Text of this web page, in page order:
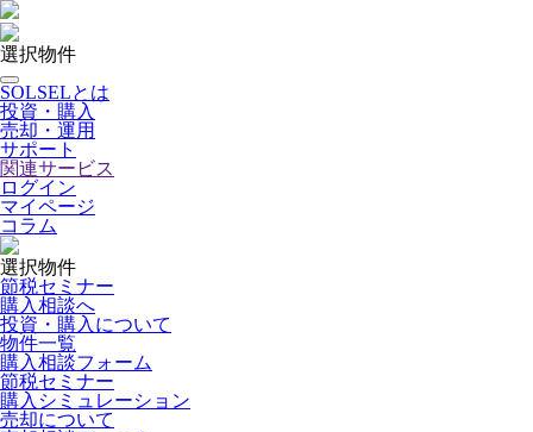
選択物件
SOLSELとは
投資・購入
売却・運用
サポート
関連サービス
ログイン
マイページ
コラム
選択物件
節税セミナー
購入相談へ
投資・購入について
物件一覧
購入相談フォーム
節税セミナー
購入シミュレーション
売却について